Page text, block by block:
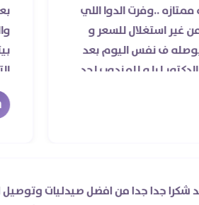
الدوا اللي
للسعر و
اليوم بعد
و للمندوب لحد
..فضل يتابع
بعد
والتزام
بيتواصل
التعامل.
عميل
بجد شكرا جدا جدا من افضل